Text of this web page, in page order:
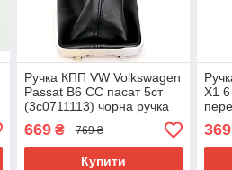
Ручка КПП VW Volkswagen
Passat B6 CC пасат 5ст
(3c0711113) чорна ручка
перемикання передач
669₴ 769 ₴
Купити
X1 6
369